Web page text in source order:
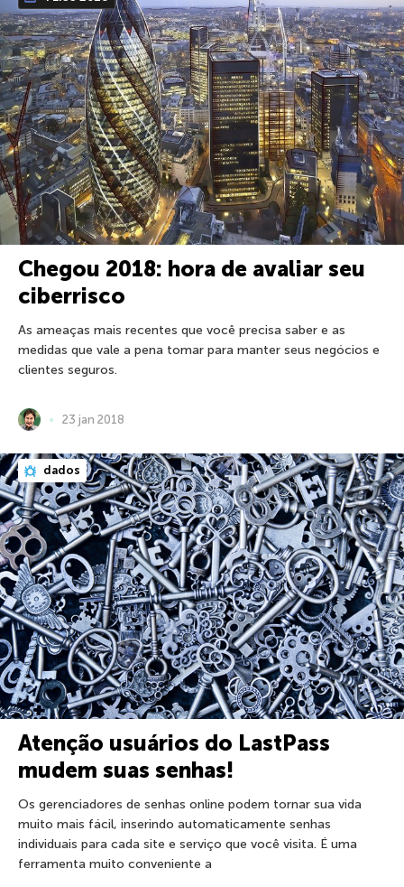
Chegou 2018: hora de avaliar seu
ciberrisco
As ameaças mais recentes que você precisa saber e as
medidas que vale a pena tomar para manter seus negócios e
clientes seguros.
23 jan 2018
dados
Atenção usuários do LastPass
mudem suas senhas!
Os gerenciadores de senhas online podem tornar sua vida
muito mais fácil, inserindo automaticamente senhas
individuais para cada site e serviço que você visita. É uma
ferramenta muito conveniente a